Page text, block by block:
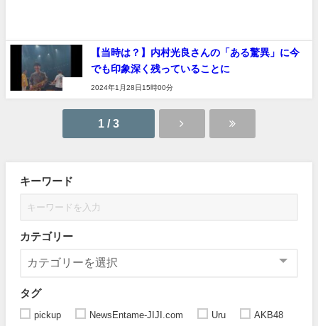
【当時は？】内村光良さんの「ある驚異」に今
でも印象深く残っていることに
2024年1月28日15時00分
1 / 3
キーワード
カテゴリー
タグ
pickup NewsEntame-JIJI.com Uru
AKB48